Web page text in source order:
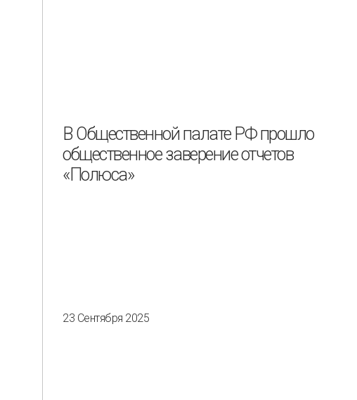
В Общественной палате РФ прошло
общественное заверение отчетов
«Полюса»
23 Сентября 2025